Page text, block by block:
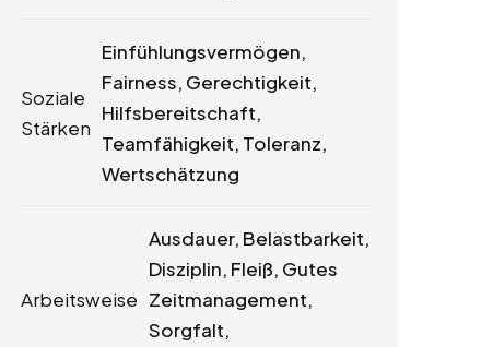
Soziale
Stärken
Einfühlungsvermögen,
Fairness, Gerechtigkeit,
Hilfsbereitschaft,
Teamfähigkeit, Toleranz,
Wertschätzung
Arbeitsweise
Ausdauer, Belastbarkeit,
Disziplin, Fleiß, Gutes
Zeitmanagement,
Sorgfalt,